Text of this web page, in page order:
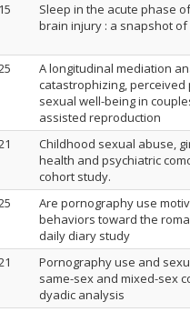
Sleep in the acute phase
brain injury : a snapshot
A longitudinal mediation
catastrophizing,
sexual well-being in
assisted reproduction
Childhood sexual abuse,
health and psychiatric
cohort study.
Are pornography use
behaviors toward the
daily diary study
Pornography use and
same-sex and mixed-sex
dyadic analysis